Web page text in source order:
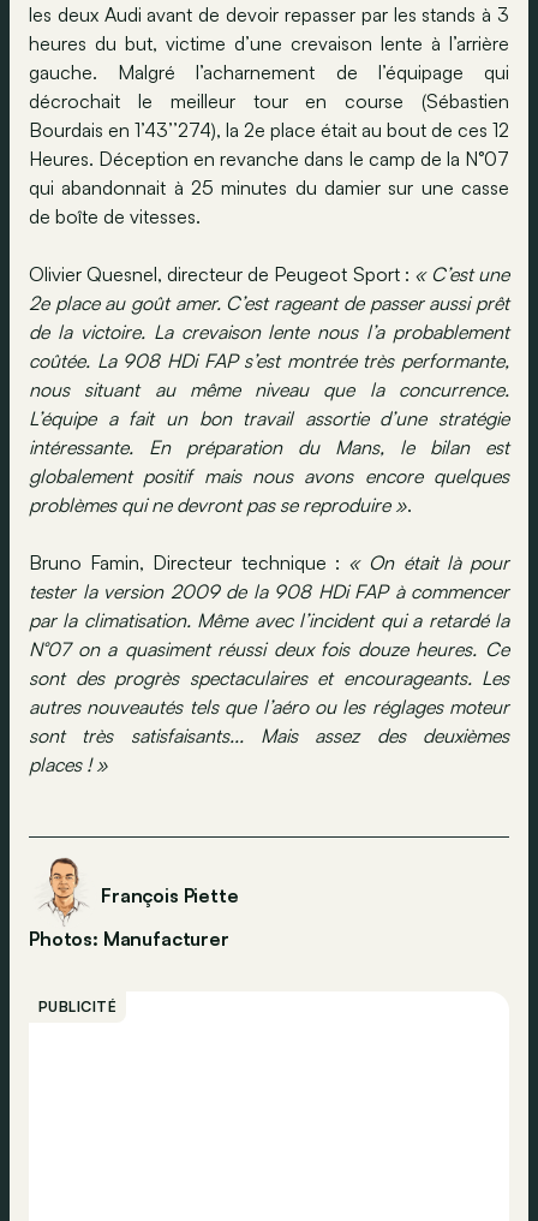
les deux Audi avant de devoir repasser par les stands à 3
heures du but, victime d’une crevaison lente à l’arrière
gauche. Malgré l’acharnement de l’équipage qui
décrochait le meilleur tour en course (Sébastien
Bourdais en 1’43’’274), la 2e place était au bout de ces 12
Heures. Déception en revanche dans le camp de la N°07
qui abandonnait à 25 minutes du damier sur une casse
de boîte de vitesses.
Olivier Quesnel, directeur de Peugeot Sport : « C’est une
2e place au goût amer. C’est rageant de passer aussi prêt
de la victoire. Lacrevaison lente nous l’a probablement
coûtée. La 908 HDi FAPs’est montrée très performante,
nous situant au même niveau que la concurrence.
L’équipe a fait un bon travail assortie d’une stratégie
intéressante. En préparation du Mans, le bilan est
globalement positif mais nous avons encore quelques
problèmes qui ne devront pas se reproduire ».
Bruno Famin, Directeur technique : « On était là pour
tester la version 2009 de la 908 HDi FAPà commencer
par la climatisation. Mêmeavec l’incident qui a retardé la
N°07 on a quasiment réussi deux fois douze heures. Ce
sont des progrès spectaculaires et encourageants. Les
autres nouveautés tels que l’aéro ou les réglages moteur
sont très satisfaisants... Mais assez des deuxièmes
places ! »
François Piette
Photos: Manufacturer
PUBLICITÉ